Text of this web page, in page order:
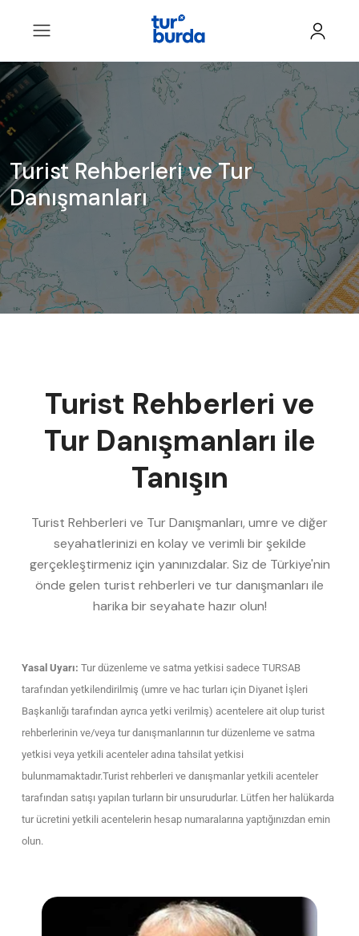
Turist Rehberleri ve Tur
Danışmanları
Turist Rehberleri ve
Tur Danışmanları ile
Tanışın
Turist Rehberleri ve Tur Danışmanları, umre ve diğer
seyahatlerinizi en kolay ve verimli bir şekilde
gerçekleştirmeniz için yanınızdalar. Siz de Türkiye'nin
önde gelen turist rehberleri ve tur danışmanları ile
harika bir seyahate hazır olun!
Yasal Uyarı: Tur düzenleme ve satma yetkisi sadece TURSAB
tarafından yetkilendirilmiş (umre ve hac turları için Diyanet İşleri
Başkanlığı tarafından ayrıca yetki verilmiş) acentelere ait olup turist
rehberlerinin ve/veya tur danışmanlarının tur düzenleme ve satma
yetkisi veya yetkili acenteler adına tahsilat yetkisi
bulunmamaktadır.Turist rehberleri ve danışmanlar yetkili acenteler
tarafından satışı yapılan turların bir unsurudurlar. Lütfen her halükarda
tur ücretini yetkili acentelerin hesap numaralarına yaptığınızdan emin
olun.